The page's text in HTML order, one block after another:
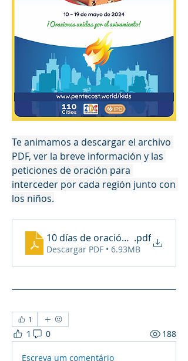
Te animamos a descargar el archivo
PDF, ver la breve información y las
peticiones de oración para
interceder por cada región junto con
los niños.
10 días de oración para niños
.pdf
Descargar PDF • 6.93MB
1
1 0 188
Escreva um comentário